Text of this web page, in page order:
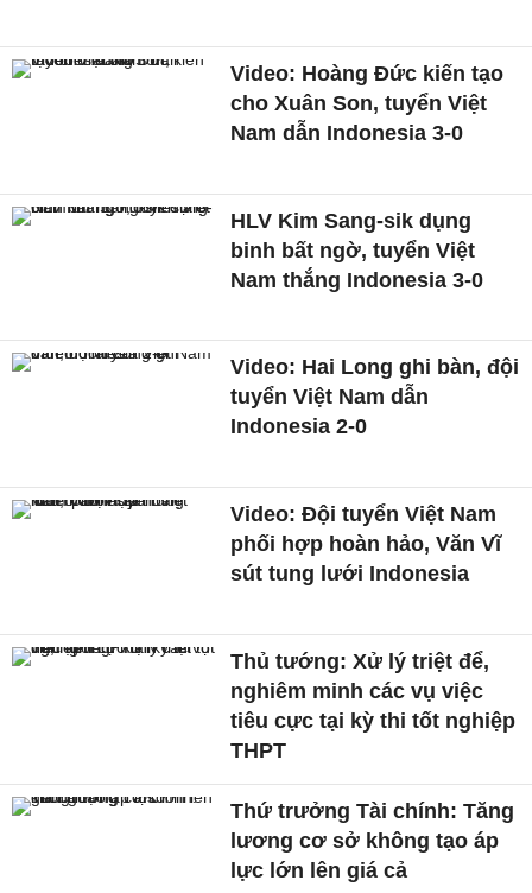
Video: Hoàng Đức kiến tạo
cho Xuân Son, tuyển Việt
Nam dẫn Indonesia 3-0
HLV Kim Sang-sik dụng
binh bất ngờ, tuyển Việt
Nam thắng Indonesia 3-0
Video: Hai Long ghi bàn, đội
tuyển Việt Nam dẫn
Indonesia 2-0
Video: Đội tuyển Việt Nam
phối hợp hoàn hảo, Văn Vĩ
sút tung lưới Indonesia
Thủ tướng: Xử lý triệt để,
nghiêm minh các vụ việc
tiêu cực tại kỳ thi tốt nghiệp
THPT
Thứ trưởng Tài chính: Tăng
lương cơ sở không tạo áp
lực lớn lên giá cả